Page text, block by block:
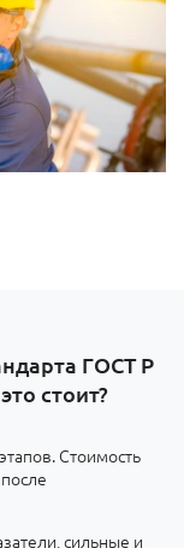
ГОСТ Р
стоит?
Стоимость
сильные и